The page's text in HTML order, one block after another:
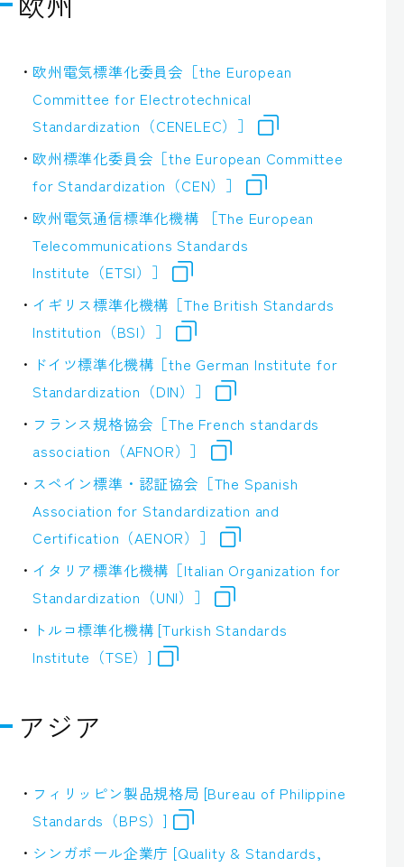
欧州電気標準化委員会［the European
Committee for Electrotechnical
Standardization（CENELEC）］
欧州標準化委員会［the European Committee
for Standardization（CEN）］
欧州電気通信標準化機構 ［The European
Telecommunications Standards
Institute（ETSI）］
イギリス標準化機構［The British Standards
Institution（BSI）］
ドイツ標準化機構［the German Institute for
Standardization（DIN）］
フランス規格協会［The French standards
association（AFNOR）］
スペイン標準・認証協会［The Spanish
Association for Standardization and
Certification（AENOR）］
イタリア標準化機構［Italian Organization for
Standardization（UNI）］
トルコ標準化機構 [Turkish Standards
Institute（TSE）]
アジア
フィリッピン製品規格局 [Bureau of Philippine
Standards（BPS）]
シンガポール企業庁 [Quality & Standards,